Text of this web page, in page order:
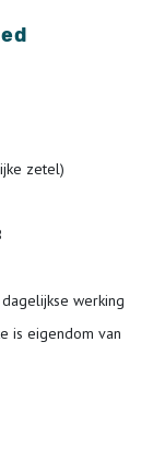
zetel)
dagelijkse werking
is eigendom van